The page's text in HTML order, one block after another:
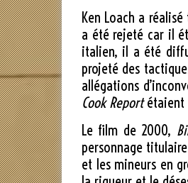
Ken Loach a
a été rejeté car il
italien, il a été
projeté des
allégations
Cook Reportétaient
Le film de 2000,
personnage
et les mineurs en